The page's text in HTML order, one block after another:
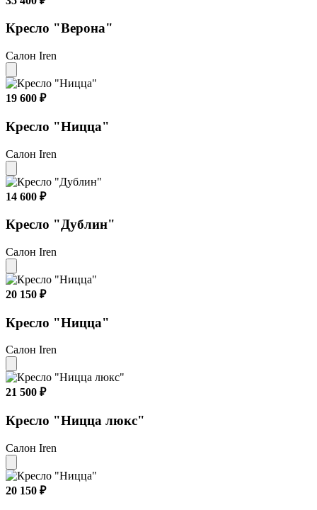
Кресло "Верона"
Салон Iren
19 600 ₽
Кресло "Ницца"
Салон Iren
14 600 ₽
Кресло "Дублин"
Салон Iren
20 150 ₽
Кресло "Ницца"
Салон Iren
21 500 ₽
Кресло "Ницца люкс"
Салон Iren
20 150 ₽